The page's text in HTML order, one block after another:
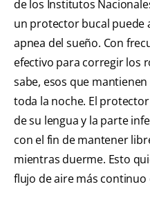
de los Institutos
un protector bucal puede
apnea del sueño. Con
efectivo para corregir los
sabe, esos que
toda la noche. El
de su lengua y la parte
con el fin de mantener
mientras duerme. Esto
flujo de aire más